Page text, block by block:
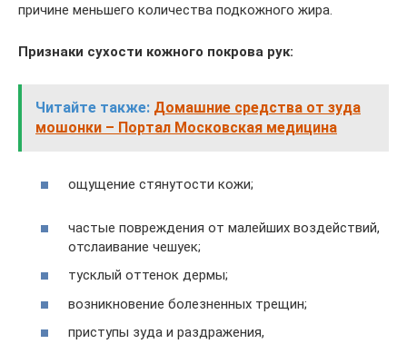
причине меньшего количества подкожного жира.
Признаки сухости кожного покрова рук:
Читайте также: Домашние средства от зуда
мошонки – Портал Московская медицина
ощущение стянутости кожи;
частые повреждения от малейших воздействий,
отслаивание чешуек;
тусклый оттенок дермы;
возникновение болезненных трещин;
приступы зуда и раздражения,